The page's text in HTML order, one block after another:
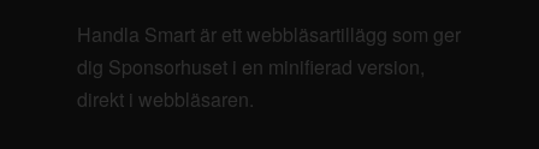
Handla Smart är ett webbläsartillägg som ger
dig Sponsorhuset i en minifierad version,
direkt i webbläsaren.